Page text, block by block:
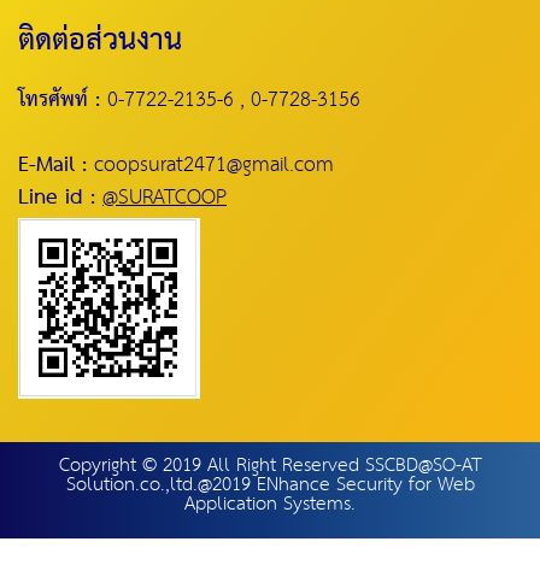
ติดต่อส่วนงาน
โทรศัพท์ :0-7722-2135-6 , 0-7728-3156
E-Mail :coopsurat2471@gmail.com
Line id :@SURATCOOP
Copyright © 2019 All Right Reserved SSCBD@SO-AT
Solution.co.,ltd.@2019 ENhance Security for Web
Application Systems.